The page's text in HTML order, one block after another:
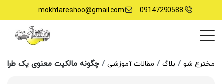
09147290588
mokhtareshoo@gmail.com
مخترع شو بلاگ مقالات آموزشی چگونه مالکیت معنوی یک